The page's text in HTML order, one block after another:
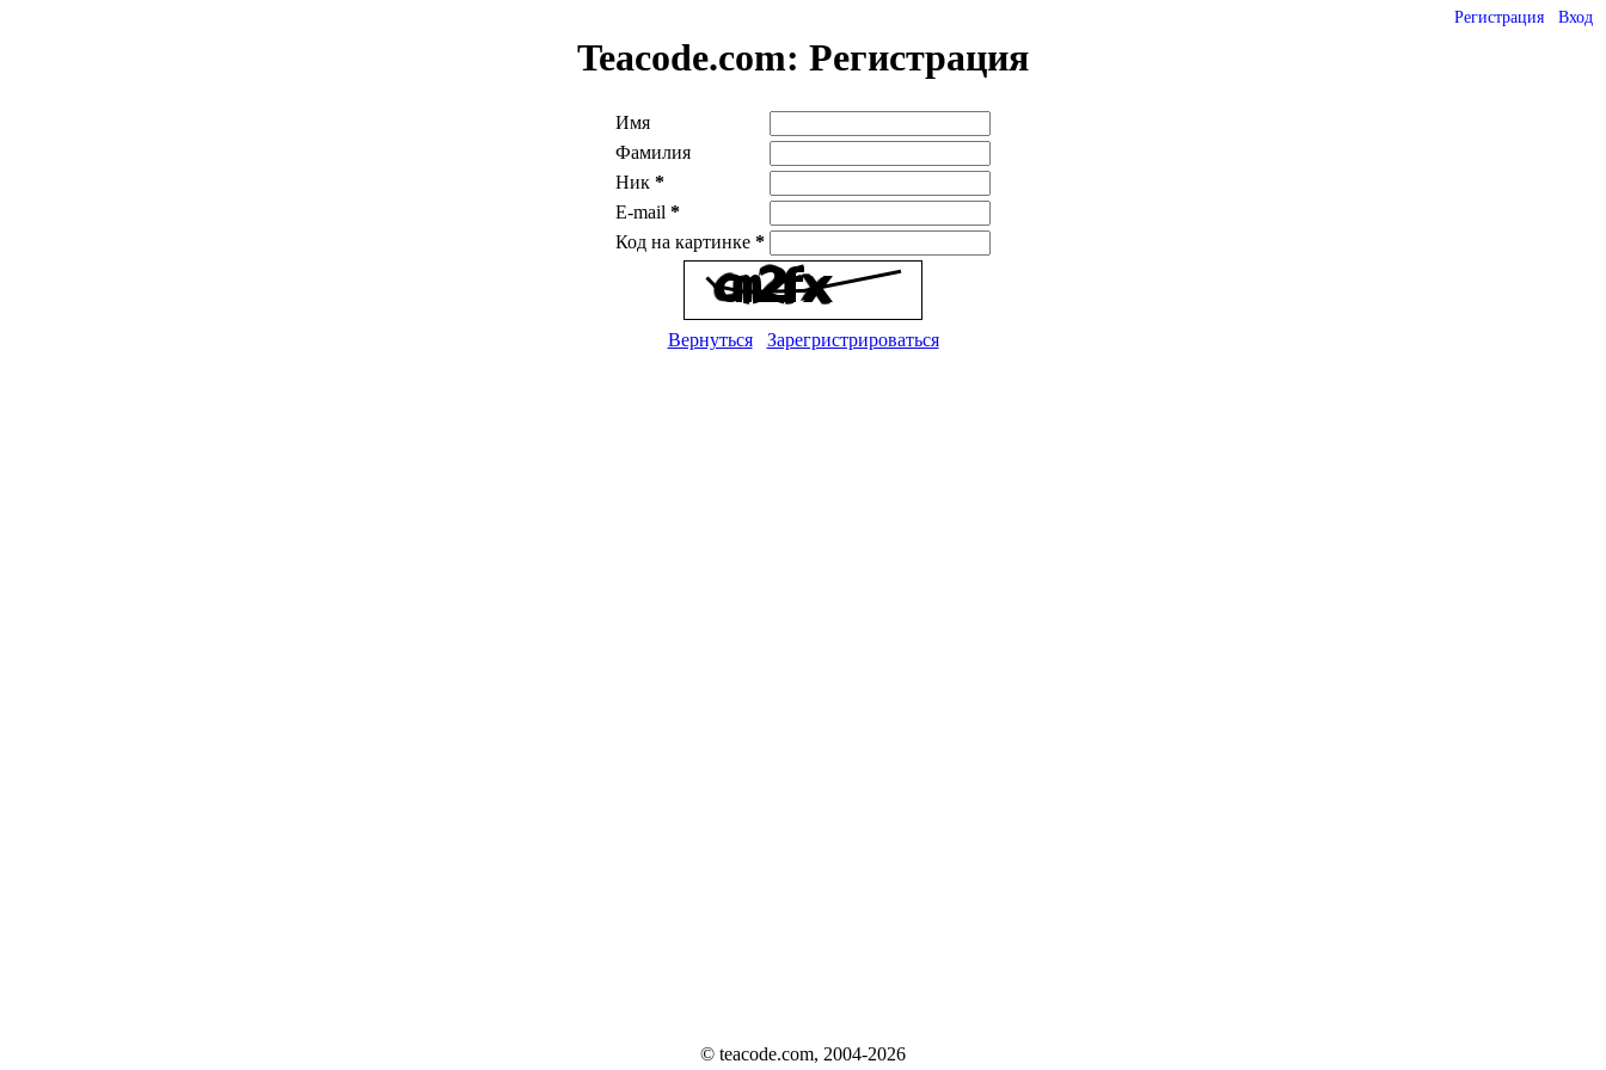
Регистрация Вход
Teacode.com: Регистрация
Имя
Фамилия
Ник *
E-mail *
Код на картинке *
Вернуться Зарегристрироваться
© teacode.com, 2004-2026